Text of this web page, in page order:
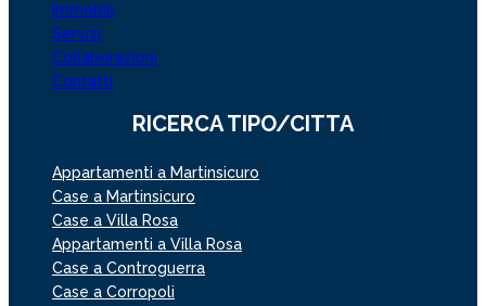
Immobili
Servizi
Collaborazioni
Contatti
RICERCA TIPO/CITTA
Appartamenti a Martinsicuro
Case a Martinsicuro
Case a Villa Rosa
Appartamenti a Villa Rosa
Case a Controguerra
Case a Corropoli